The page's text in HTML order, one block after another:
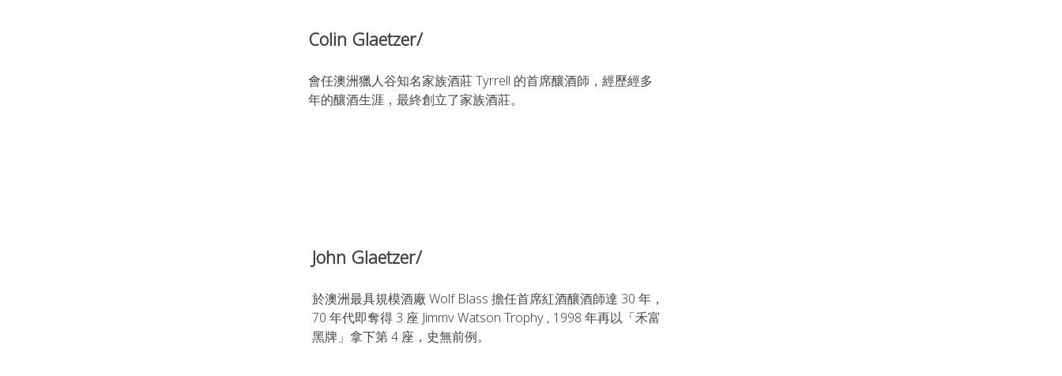
Colin Glaetzer/
會任澳洲獵人谷知名家族酒莊 Tyrrell 的首席釀酒師，經歷經多
年的釀酒生涯，最終創立了家族酒莊。
John Glaetzer/
於澳洲最具規模酒廠 Wolf Blass 擔任首席紅酒釀酒師達 30 年，
70 年代即奪得 3 座 Jimmv Watson Trophy , 1998 年再以「禾富
黑牌」拿下第 4 座，史無前例。